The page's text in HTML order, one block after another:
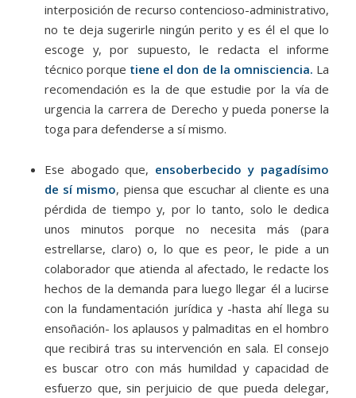
interposición de recurso contencioso-administrativo,
no te deja sugerirle ningún perito y es él el que lo
escoge y, por supuesto, le redacta el informe
técnico porque tiene el don de la omnisciencia. La
recomendación es la de que estudie por la vía de
urgencia la carrera de Derecho y pueda ponerse la
toga para defenderse a sí mismo.
Ese abogado que, ensoberbecido y pagadísimo
de sí mismo, piensa que escuchar al cliente es una
pérdida de tiempo y, por lo tanto, solo le dedica
unos minutos porque no necesita más (para
estrellarse, claro) o, lo que es peor, le pide a un
colaborador que atienda al afectado, le redacte los
hechos de la demanda para luego llegar él a lucirse
con la fundamentación jurídica y -hasta ahí llega su
ensoñación- los aplausos y palmaditas en el hombro
que recibirá tras su intervención en sala. El consejo
es buscar otro con más humildad y capacidad de
esfuerzo que, sin perjuicio de que pueda delegar,